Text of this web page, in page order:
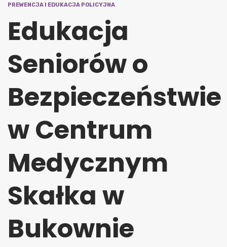
PREWENCJA I EDUKACJA POLICYJNA
Edukacja
Seniorów o
Bezpieczeństwie
w Centrum
Medycznym
Skałka w
Bukownie